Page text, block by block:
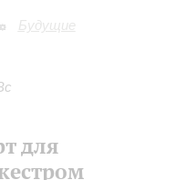
Будущие
для